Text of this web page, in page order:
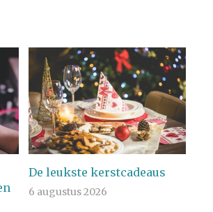
De leukste kerstcadeaus
6 augustus 2026